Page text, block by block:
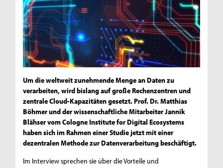
Um die weltweit zunehmende Menge an Daten zu
verarbeiten, wird bislang auf große Rechenzentren und
zentrale Cloud-Kapazitäten gesetzt. Prof. Dr. Matthias
Böhmer und der wissenschaftliche Mitarbeiter Jannik
Blähser vom Cologne Institute for Digital Ecosystems
haben sich im Rahmen einer Studie jetzt mit einer
dezentralen Methode zur Datenverarbeitung beschäftigt.
Im Interview sprechen sie über die Vorteile und